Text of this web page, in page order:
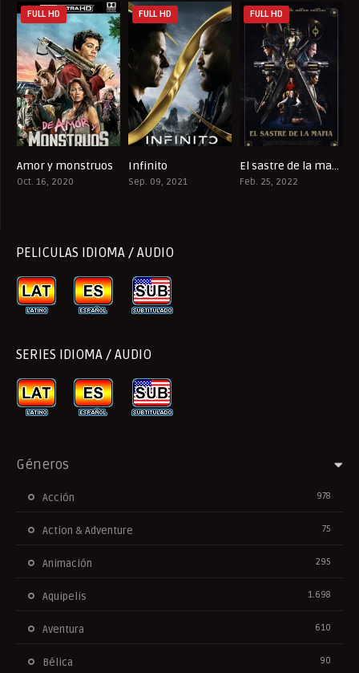
6.9
FULL HD
Amor y monstruos
Oct. 16, 2020
FULL HD
Infinito
Sep. 09, 2021
7.3
FULL HD
El sastre de la mafia
Feb. 25, 2022
PELICULAS IDIOMA / AUDIO
SERIES IDIOMA / AUDIO
Géneros
Acción 978
Action & Adventure 75
Animación 295
Aquipelis 1.698
Aventura 610
Bélica 90